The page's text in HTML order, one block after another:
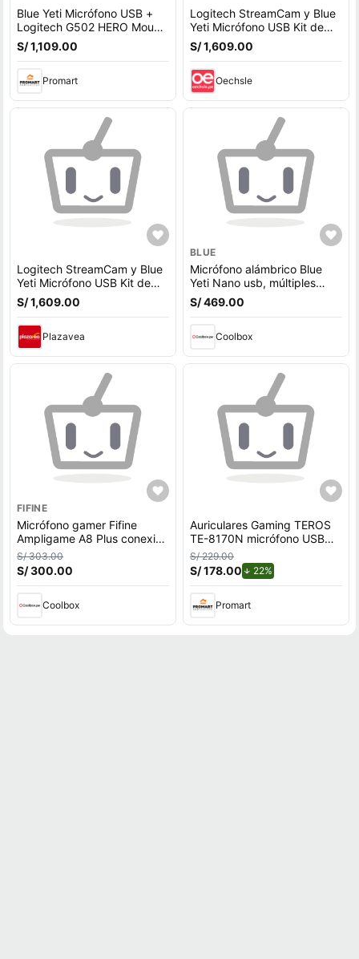
Blue Yeti Micrófono USB +
Logitech G502 HERO Mouse
Gaming - Calidad de sonido
profesional
S/ 1,109.00
Promart
Logitech StreamCam y Blue
Yeti Micrófono USB Kit de
Streaming - Webcam 1080p
60 fps, Auto
S/ 1,609.00
Oechsle
Logitech StreamCam y Blue
Yeti Micrófono USB Kit de
Streaming - Webcam 1080p
60 fps, Auto
S/ 1,609.00
Plazavea
BLUE
Micrófono alámbrico Blue
Yeti Nano usb, múltiples
patrones
S/ 469.00
Coolbox
FIFINE
Micrófono gamer Fifine
Ampligame A8 Plus conexión
USB Tipo-C, RGB,
compatible PC, negro
S/ 303.00
S/ 300.00
Coolbox
Auriculares Gaming TEROS
TE-8170N micrófono USB
Negro RGB
S/ 229.00
S/ 178.00 22%de descuento.
Promart